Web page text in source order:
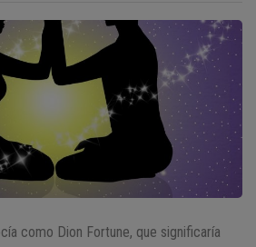
como Dion Fortune, que significaría